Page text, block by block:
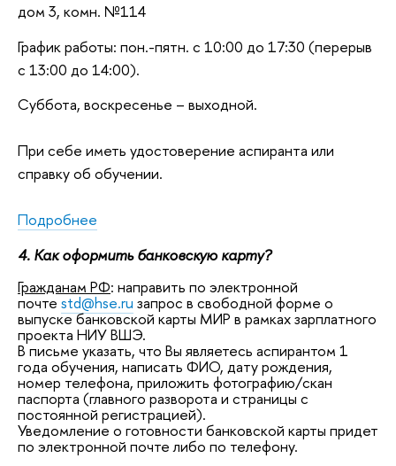
дом 3, комн. №114
График работы: пон.-пятн. с 10:00 до 17:30 (перерыв
с 13:00 до 14:00).
Суббота, воскресенье – выходной.
При себе иметь удостоверение аспиранта или
справку об обучении.
Подробнее
4. Как оформить банковскую карту?
Гражданам РФ: направить по электронной
почте std@hse.ru запрос в свободной форме о
выпуске банковской карты МИР в рамках зарплатного
проекта НИУ ВШЭ.
В письме указать, что Вы являетесь аспирантом 1
года обучения, написать ФИО, дату рождения,
номер телефона, приложить фотографию/скан
паспорта (главного разворота и страницы с
постоянной регистрацией).
Уведомление о готовности банковской карты придет
по электронной почте либо по телефону.